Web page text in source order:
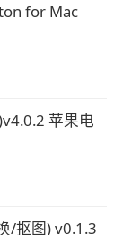
for Mac
苹果电
/抠图) v0.1.3